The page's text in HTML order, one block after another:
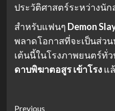
ประวัติศาสตร์ระหว่างนั
สำหรับแฟนๆ Demon
พลาดโอกาสที่จะเป็นส่ว
เต้นนี้ในโรงภาพยนตร์ทั่
ดาบพิฆาตอสูร เข้าโรงแ
Previous